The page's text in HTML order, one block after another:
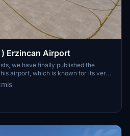
) Erzincan Airport
we have finally published the
airport, which is known for its very
a result of our efforts. This airport
you like it, have a good flight.